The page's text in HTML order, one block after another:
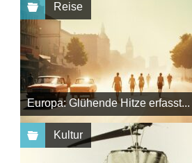
Reise
Europa: Glühende Hitze erfasst...
Kultur